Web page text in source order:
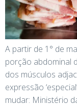
A partir de 1° de
porção abdominal
dos músculos
expressão
mudar: Ministério